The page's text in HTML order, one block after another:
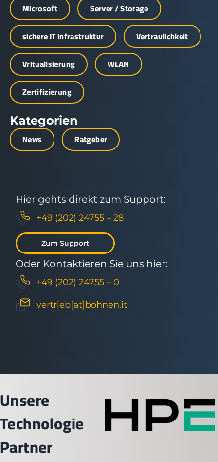
Microsoft
Server / Storage
sichere IT Infrastruktur
Vertraulichkeit
Vritualisierung
WLAN
Zertifizierung
Kategorien
News Ratgeber
Hier gehts direkt zum Support:
+49 (202) 24755 – 28
Zum Support
Oder Kontaktieren Sie uns hier:
+49 (202) 24755 – 0
vertrieb[at]bohnen.it
Unsere
Technologie
Partner